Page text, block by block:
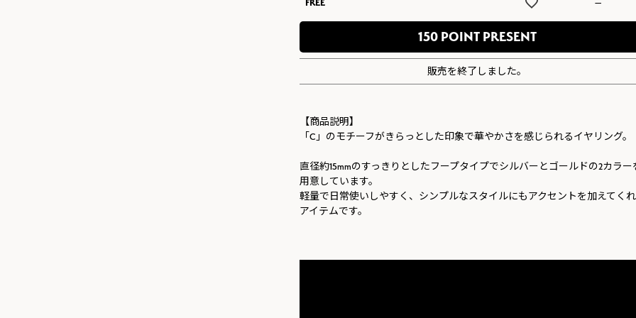
FREE —
150
販売を終了しました。
【商品説明】
「C」のモチーフがきらっとした印象で華やかさを感じられるイヤリング。
直径約15mmのすっきりとしたフープタイプでシルバーとゴールドの2カラー
用意しています。
軽量で日常使いしやすく、シンプルなスタイルにもアクセントを加えてく
アイテムです。